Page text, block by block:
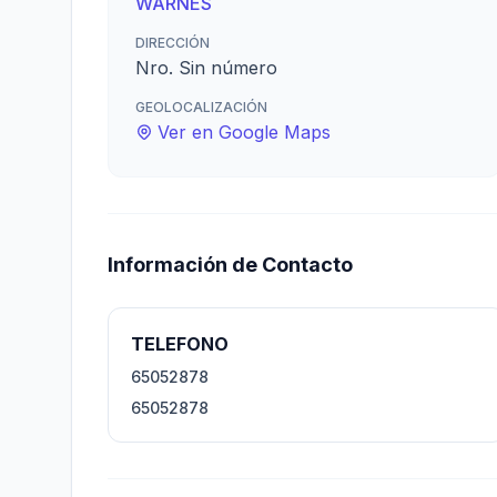
DIRECCIÓN
Nro. Sin número
GEOLOCALIZACIÓN
Ver en Google Maps
Información de Contacto
TELEFONO
65052878
65052878